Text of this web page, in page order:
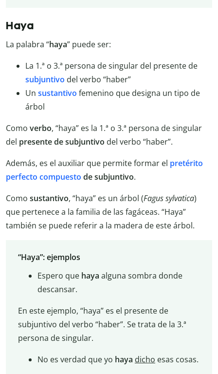
Haya
La palabra “haya” puede ser:
La 1.ª o 3.ª persona de singular del presente de
subjuntivo del verbo “haber”
Un sustantivo femenino que designa un tipo de
árbol
Como verbo, “haya” es la 1.ª o 3.ª persona de singular
del presentedesubjuntivo del verbo “haber”.
Además, es el auxiliar que permite formar el pretérito
perfecto compuesto de subjuntivo.
Como sustantivo, “haya” es un árbol (Fagus sylvatica)
que pertenece a la familia de las fagáceas. “Haya”
también se puede referir a la madera de este árbol.
“Haya”: ejemplos
Espero que haya alguna sombra donde
descansar.
En este ejemplo, “haya” es el presente de
subjuntivo del verbo “haber”. Se trata de la 3.ª
persona de singular.
No es verdad que yo haya dicho esas cosas.